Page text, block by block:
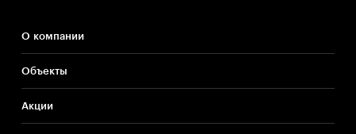
О компании
Объекты
Акции